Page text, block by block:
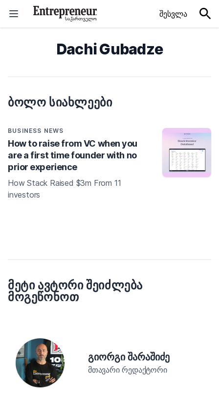
შესვლა
Dachi Gubadze
ᲑᲝᲚᲝ ᲡᲘᲐᲮᲚᲔᲔᲑᲘ
BUSINESS NEWS
How to raise from VC when you
are a first time founder with no
prior experience
How Stack Raised $3m From 11
investors
ᲛᲔᲢᲘ ᲐᲕᲢᲝᲠᲘ ᲨᲔᲘᲫᲚᲔᲑᲐ
ᲛᲝᲒᲔᲬᲝᲜᲝᲗ
გიორგი შარაშიძე
მთავარი რედაქტორი